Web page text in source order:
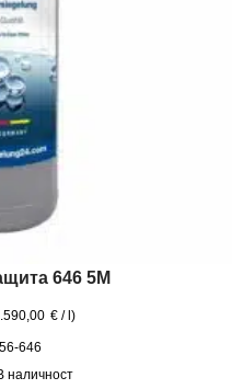
646 5M
€/ )
646
наличност